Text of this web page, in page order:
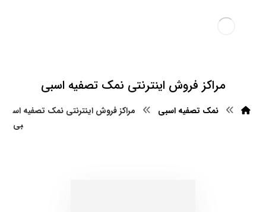
مراکز فروش اینترنتی نمک تصفیه اسبی
نمک تصفیه اسبی
مراکز فروش اینترنتی نمک تصفیه اس
بی